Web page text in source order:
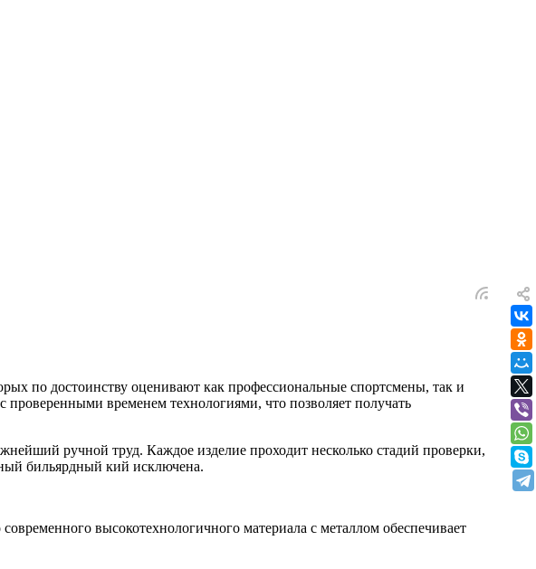
по достоинству оценивают как профессиональные спортсмены, так и
проверенными временем технологиями, что позволяет получать
ручной труд. Каждое изделие проходит несколько стадий проверки,
бильярдный кий исключена.
высокотехнологичного материала с металлом обеспечивает